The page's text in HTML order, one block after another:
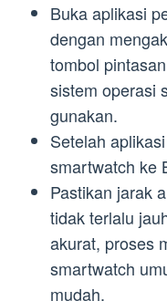
Buka aplikasi
dengan
tombol
sistem operasi
gunakan.
Setelah
smartwatch ke
Pastikan jarak
tidak terlalu
akurat, proses
smartwatch
mudah.